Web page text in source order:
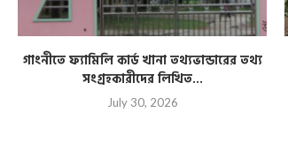
গাংনীতে ফ্যামিলি কার্ড খানা তথ্যভান্ডারের তথ্য
সংগ্রহকারীদের লিখিত...
July 30, 2026